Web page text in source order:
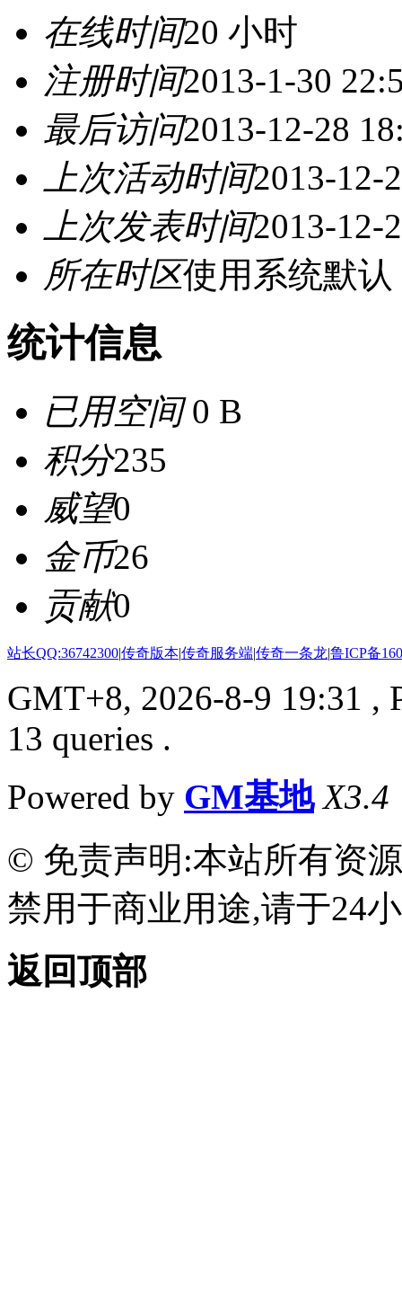
在线时间20 小时
注册时间2013-1-30
最后访问2013-12-28
上次活动时间2013-12-
上次发表时间2013-12-
所在时区使用系统默认
统计信息
已用空间0 B
积分235
威望0
金币26
贡献0
站长QQ:36742300|传奇版本|传奇服务端|传奇一条龙|鲁ICP备
GMT+8, 2026-8-9 19:31 ,
13 queries .
Powered by GM基地 X3.4
© 免责声明:本站所有资
禁用于商业用途,请于24
返回顶部